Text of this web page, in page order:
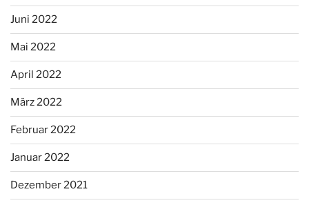
Juni 2022
Mai 2022
April 2022
März 2022
Februar 2022
Januar 2022
Dezember 2021